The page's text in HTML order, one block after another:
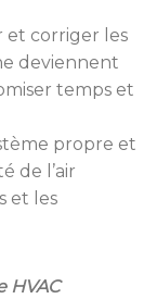
et corriger les
deviennent
temps et
propre et
de l’air
et les
HVAC